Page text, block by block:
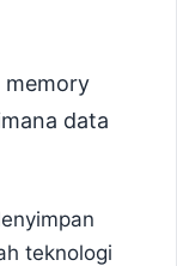
memory
data
teknologi